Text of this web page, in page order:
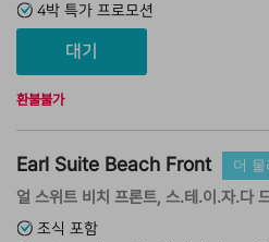
4박 특가 프로모션
환불불가
Earl Suite Beach Front 더 물
얼 스위트 비치 프론트, 스.테.이.자.다
조식 포함